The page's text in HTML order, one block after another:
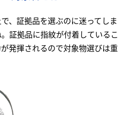
、証拠品を選ぶのに迷ってしま
証拠品に指紋が付着しているこ
発揮されるので対象物選びは重